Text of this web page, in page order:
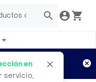
en
servicio,
Aplican TyC